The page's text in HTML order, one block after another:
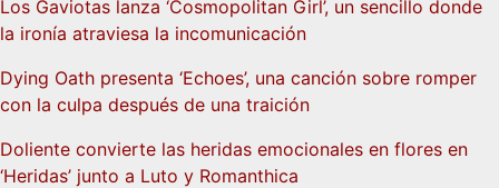
Los Gaviotas lanza ‘Cosmopolitan Girl’, un sencillo donde
la ironía atraviesa la incomunicación
Dying Oath presenta ‘Echoes’, una canción sobre romper
con la culpa después de una traición
Doliente convierte las heridas emocionales en flores en
‘Heridas’ junto a Luto y Romanthica